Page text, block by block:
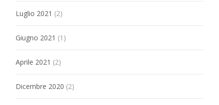
Luglio 2021 (2)
Giugno 2021 (1)
Aprile 2021 (2)
Dicembre 2020 (2)